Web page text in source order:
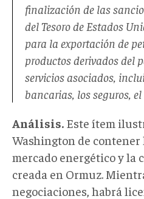
finalización de las
del Tesoro de Estados
para la exportación de
productos derivados del
servicios asociados,
bancarias, los seguros,
Análisis. Este ítem
Washington de
mercado energético y la
creada en Ormuz.
negociaciones, habrá